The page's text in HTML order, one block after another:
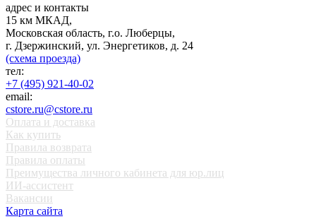
адрес и контакты
15 км МКАД,
Московская область, г.о. Люберцы,
г. Дзержинский, ул. Энергетиков, д. 24
(схема проезда)
тел:
+7 (495) 921-40-02
email:
cstore.ru@cstore.ru
Оплата и доставка
Как купить
Правила возврата
Правила оплаты
Преимущества личного кабинета для юр.лиц
ИИ-ассистент
Вакансии
Карта сайта